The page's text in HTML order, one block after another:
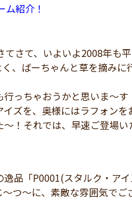
紹介！
さて、いよいよ2008年も
、ばーちゃんと草を摘み
っちゃおうかと思いま～
ズを、奥様にはラフォン
！それでは、早速ご登場い
品「P0001(スタルク・ア
つ～に、素敵な雰囲気でご